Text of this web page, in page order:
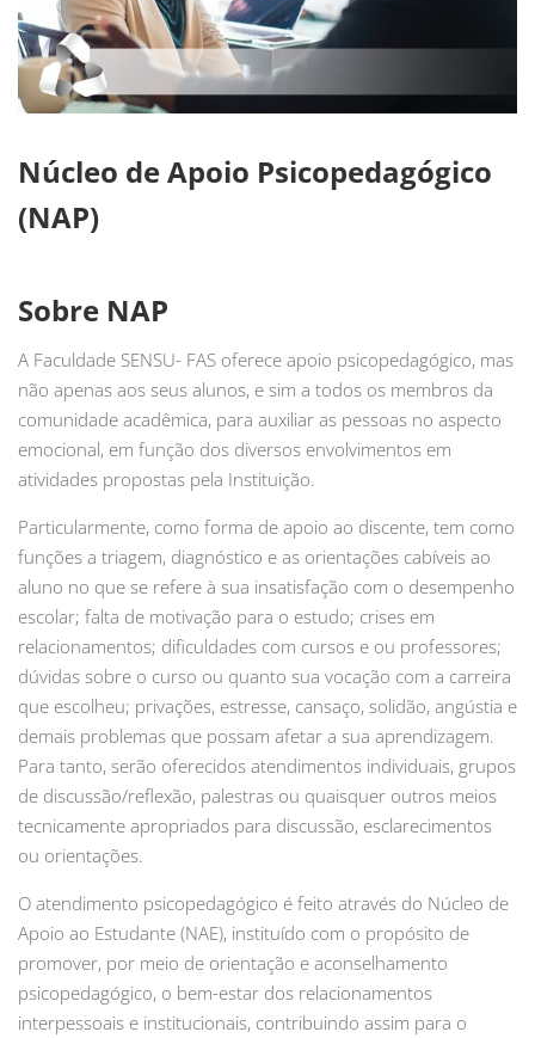
Núcleo de Apoio Psicopedagógico
(NAP)
Sobre NAP
A Faculdade SENSU- FAS oferece apoio psicopedagógico, mas
não apenas aos seus alunos, e sim a todos os membros da
comunidade acadêmica, para auxiliar as pessoas no aspecto
emocional, em função dos diversos envolvimentos em
atividades propostas pela Instituição.
Particularmente, como forma de apoio ao discente, tem como
funções a triagem, diagnóstico e as orientações cabíveis ao
aluno no que se refere à sua insatisfação com o desempenho
escolar; falta de motivação para o estudo; crises em
relacionamentos; dificuldades com cursos e ou professores;
dúvidas sobre o curso ou quanto sua vocação com a carreira
que escolheu; privações, estresse, cansaço, solidão, angústia e
demais problemas que possam afetar a sua aprendizagem.
Para tanto, serão oferecidos atendimentos individuais, grupos
de discussão/reflexão, palestras ou quaisquer outros meios
tecnicamente apropriados para discussão, esclarecimentos
ou orientações.
O atendimento psicopedagógico é feito através do Núcleo de
Apoio ao Estudante (NAE), instituído com o propósito de
promover, por meio de orientação e aconselhamento
psicopedagógico, o bem-estar dos relacionamentos
interpessoais e institucionais, contribuindo assim para o